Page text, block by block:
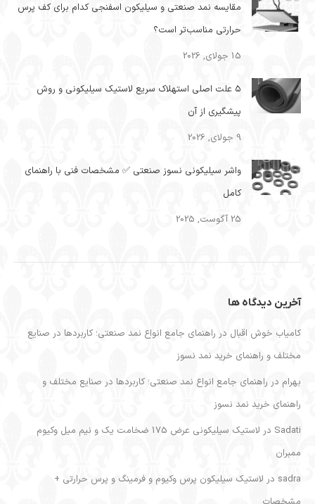
مقایسه نمد صنعتی و سیلیکون اسفنجی کدام برای کف پرس
حرارتی مناسب‌تر است؟
15 جولای, 2026
۵ علت اصلی استهلاک سریع لاستیک سیلیکونی و روش
پیشگیری از آن
9 جولای, 2026
واشر سیلیکونی نسوز صنعتی ✅ مشخصات فنی با راهنمای
کامل
25 آگوست, 2025
آخرین دیدگاه ها
کامیاب خوش اقبال در راهنمای جامع انواع نمد صنعتی؛ کاربردها در صنایع
مختلف و راهنمای خرید نمد نسوز
بهرام در راهنمای جامع انواع نمد صنعتی؛ کاربردها در صنایع مختلف و
راهنمای خرید نمد نسوز
Sadati در
لاستیک سیلیکونی عرض 175 ضخامت یک و نیم میل وکیوم
ممبران
sadra در لاستیک سیلیکون پرس وکیوم و فرمینگ و پرس حرارتی +